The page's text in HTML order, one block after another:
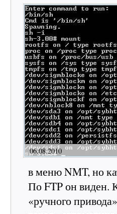
06.08.2010
в меню NMT, но
По FTP он виден.
«ручного